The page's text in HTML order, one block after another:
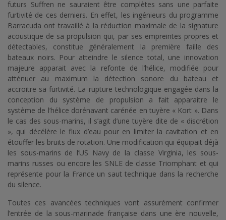
futurs Suffren ne sauraient être complètes sans une parfaite
furtivité de ces derniers. En effet, les ingénieurs du programme
Barracuda ont travaillé à la réduction maximale de la signature
acoustique de sa propulsion qui, par ses empreintes propres et
détectables, constitue généralement la première faille des
bateaux noirs. Pour atteindre le silence total, une innovation
majeure apparait avec la refonte de l’hélice, modifiée pour
atténuer au maximum la détection sonore du bateau et
accroitre sa furtivité. La rupture technologique engagée dans la
conception du système de propulsion a fait apparaitre le
système de l’hélice dorénavant carénée en tuyère « Kort ». Dans
le cas des sous-marins, il s’agit d’une tuyère dite de « discrétion
», qui décélère le flux d’eau pour en limiter la cavitation et en
étouffer les bruits de rotation. Une modification qui équipait déjà
les sous-marins de l’US Navy de la classe Virginia, les sous-
marins russes ou encore les SNLE de classe Triomphant et qui
représente pour la France un saut technique dans la recherche
du silence.
Toutes ces avancées techniques vont assurément confirmer
l’entrée de la sous-marinade française dans une ère nouvelle,